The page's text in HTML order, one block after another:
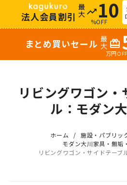
法人会員割引 trending_up 10
%OFF
まとめ買いセール redeem
万円OFF
リビングワゴン・
ル：モダン
ホーム
施設・パブリッ
モダン大川家具・無垢
リビングワゴン・サイドテーブ